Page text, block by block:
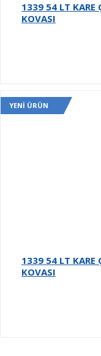
1339 54 LT KARE
KOVASI
YENI ÜRÜN
1339 54 LT KARE
KOVASI